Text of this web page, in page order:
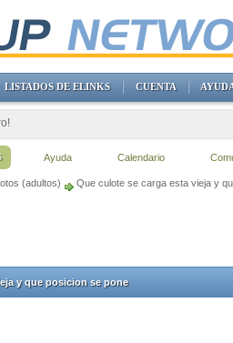
(adultos) Que culote se carga esta vieja y
y que posicion se pone
LISTADOS DE ELINKS CUENTA
Ayuda Calendario